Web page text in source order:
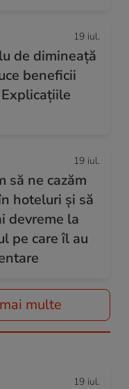
19 iul.
de dimineață
beneficii
19 iul.
să ne cazăm
hoteluri și să
devreme la
pe care îl au
multe
19 iul.